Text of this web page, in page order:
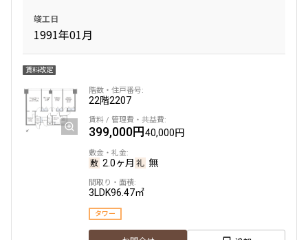
築年数
指定なし
新築
1年以内
3年以内
20年以内
竣工日
1991年01月
賃料改定
22階2207
399,000円40,000円
2.0ヶ月 無
3LDK96.47㎡
タワー